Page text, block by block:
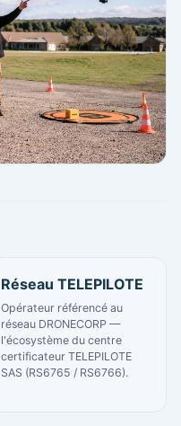
Réseau TELEPILOTE
Opérateur référencé au
réseau DRONECORP —
l'écosystème du centre
certificateur TELEPILOTE
SAS (RS6765 / RS6766).